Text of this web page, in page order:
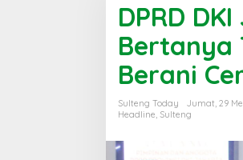
DPRD
Bertanya
Berani
Sulteng Today
Jumat, 29
Headline, Sulteng